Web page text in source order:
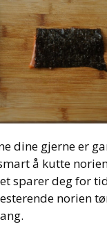
dine gjerne er
å kutte
sparer deg for
norien